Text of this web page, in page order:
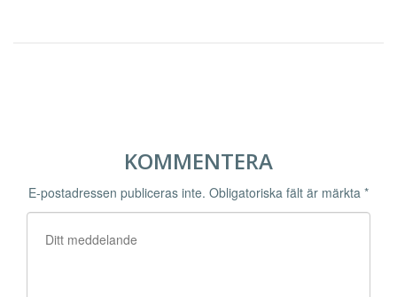
KOMMENTERA
E-postadressen publiceras inte. Obligatoriska fält är märkta *